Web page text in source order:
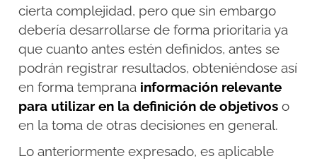
cierta complejidad, pero que sin embargo
debería desarrollarse de forma prioritaria ya
que cuanto antes estén definidos, antes se
podrán registrar resultados, obteniéndose así
en forma temprana información relevante
para utilizar en la definición de objetivos o
en la toma de otras decisiones en general.
Lo anteriormente expresado, es aplicable